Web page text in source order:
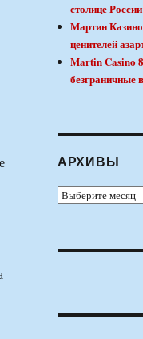
столице России
Мартин
ценителей
Martin Casino
безграничные
АРХИВЫ
Архивы